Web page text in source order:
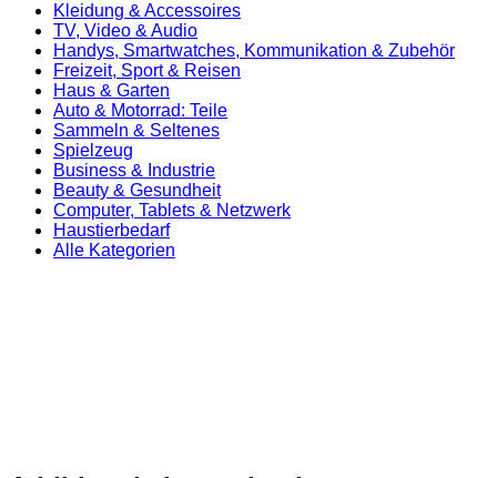
Kleidung & Accessoires
TV, Video & Audio
Handys, Smartwatches, Kommunikation & Zubehör
Freizeit, Sport & Reisen
Haus & Garten
Auto & Motorrad: Teile
Sammeln & Seltenes
Spielzeug
Business & Industrie
Beauty & Gesundheit
Computer, Tablets & Netzwerk
Haustierbedarf
Alle Kategorien